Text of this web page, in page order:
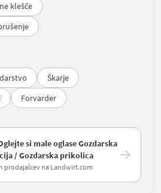
klešče
Škarje
Forvarder
si male oglase Gozdarska
/ Gozdarska prikolica
prodajalcev na Landwirt.com